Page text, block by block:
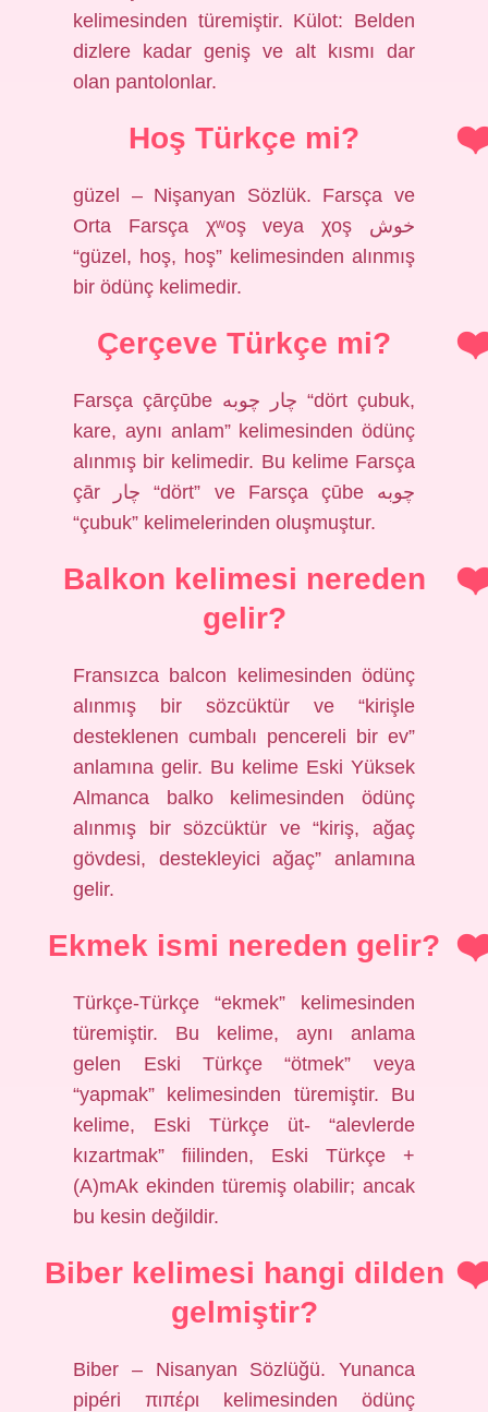
kelimesinden türemiştir. Külot: Belden
dizlere kadar geniş ve alt kısmı dar
olan pantolonlar.
Hoş Türkçe mi?
güzel – Nişanyan Sözlük. Farsça ve
Orta Farsça χʷoş veya χoş خوش
“güzel, hoş, hoş” kelimesinden alınmış
bir ödünç kelimedir.
Çerçeve Türkçe mi?
Farsça çārçūbe چار چوبه “dört çubuk,
kare, aynı anlam” kelimesinden ödünç
alınmış bir kelimedir. Bu kelime Farsça
çār چار “dört” ve Farsça çūbe چوبه
“çubuk” kelimelerinden oluşmuştur.
Balkon kelimesi nereden
gelir?
Fransızca balcon kelimesinden ödünç
alınmış bir sözcüktür ve “kirişle
desteklenen cumbalı pencereli bir ev”
anlamına gelir. Bu kelime Eski Yüksek
Almanca balko kelimesinden ödünç
alınmış bir sözcüktür ve “kiriş, ağaç
gövdesi, destekleyici ağaç” anlamına
gelir.
Ekmek ismi nereden gelir?
Türkçe-Türkçe “ekmek” kelimesinden
türemiştir. Bu kelime, aynı anlama
gelen Eski Türkçe “ötmek” veya
“yapmak” kelimesinden türemiştir. Bu
kelime, Eski Türkçe üt- “alevlerde
kızartmak” fiilinden, Eski Türkçe +
(A)mAk ekinden türemiş olabilir; ancak
bu kesin değildir.
Biber kelimesi hangi dilden
gelmiştir?
Biber – Nisanyan Sözlüğü. Yunanca
pipéri πιπέρι kelimesinden ödünç